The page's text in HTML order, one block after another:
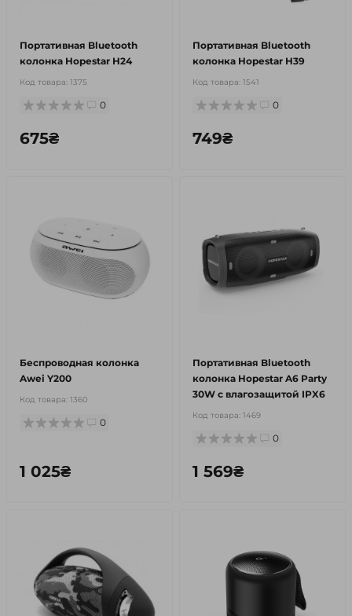
Портативная Bluetooth
колонка Hopestar H24
Код товара: 1375
0
675₴
Портативная Bluetooth
колонка Hopestar H39
Код товара: 1541
0
749₴
Беспроводная колонка
Awei Y200
Код товара: 1360
0
1 025₴
Портативная Bluetooth
колонка Hopestar A6 Party
30W с влагозащитой IPX6
Код товара: 1469
0
1 569₴